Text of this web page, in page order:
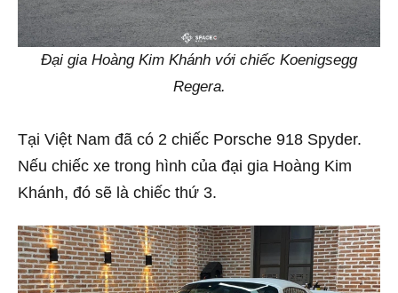
Đại gia Hoàng Kim Khánh với chiếc Koenigsegg
Regera.
Tại Việt Nam đã có 2 chiếc Porsche 918 Spyder.
Nếu chiếc xe trong hình của đại gia Hoàng Kim
Khánh, đó sẽ là chiếc thứ 3.